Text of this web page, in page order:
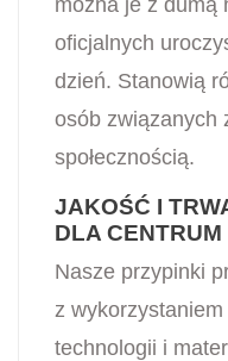
można je z dumą
oficjalnych
dzień. Stanowią
osób związanych
społecznością.
JAKOŚĆ I
DLA
Nasze przypinki
z
technologii i